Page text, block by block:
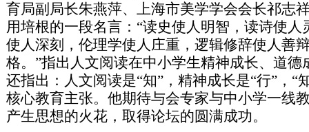
育局副局长朱燕萍、上海市美学学会会长祁志
用培根的一段名言：“读史使人明智，读诗使
使人深刻，伦理学使人庄重，逻辑修辞使人善
格。”指出人文阅读在中小学生精神成长、道
还指出：人文阅读是“知”，精神成长是“行”，“
核心教育主张。他期待与会专家与中小学一线
产生思想的火花，取得论坛的圆满成功。